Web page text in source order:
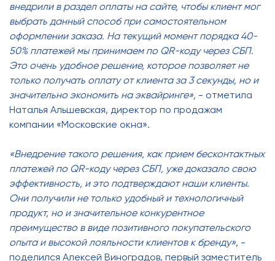
внедрили в раздел оплаты на сайте, чтобы клиент мог
выбрать данный способ при самостоятельном
оформлении заказа. На текущий момент порядка 40-
50% платежей мы принимаем по QR-коду через СБП.
Это очень удобное решение, которое позволяет не
только получать оплату от клиента за 3 секунды, но и
значительно экономить на эквайринге», - отметила
Наталья Альшевская, директор по продажам
компании «Московские окна».
«Внедрение такого решения, как прием бесконтактных
платежей по QR-коду через СБП, уже доказало свою
эффективность, и это подтверждают наши клиенты.
Они получили не только удобный и технологичный
продукт, но и значительное конкурентное
преимущество в виде позитивного покупательского
опыта и высокой лояльности клиентов к бренду», -
поделился Алексей Виноградов, первый заместитель